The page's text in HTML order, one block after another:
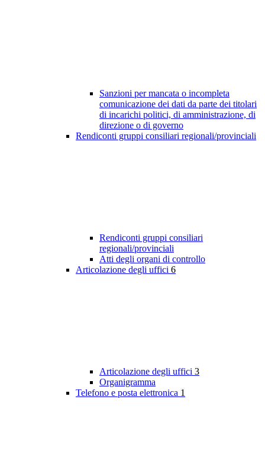
Sanzioni per mancata o incompleta
comunicazione dei dati da parte dei titolari
di incarichi politici, di amministrazione, di
direzione o di governo
Rendiconti gruppi consiliari regionali/provinciali
Rendiconti gruppi consiliari
regionali/provinciali
Atti degli organi di controllo
Articolazione degli uffici 6
Articolazione degli uffici 3
Organigramma
Telefono e posta elettronica 1